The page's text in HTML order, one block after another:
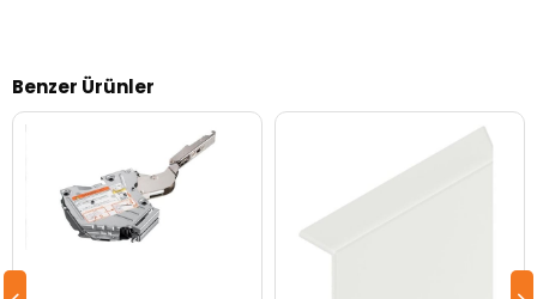
Benzer Ürünler